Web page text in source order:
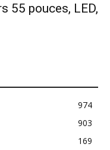
55 pouces, LED,
974
903
169